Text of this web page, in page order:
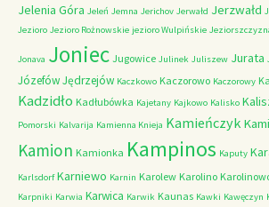
Jelenia Góra Jeleń Jemna Jerichov Jerwałd Jerzwałd
Jezioro Jezioro Rożnowskie jezioro Wulpińskie
Jonava Joniec Jugowice Julinek Juliszew Jurata
JózefówJędrzejów Kaczkowo Kaczorowo Kaczorowy
Kadzidło Kadłubówka Kajetany Kajkowo Kalisko
Pomorski Kalvarija Kamienna Knieja Kamieńczyk
Kamion Kamionka Kampinos Kaputy
Karlsdorf Karniewo Karnin Karolew Karolino
Karpniki Karwia Karwica Karwik Kaunas Kawki Kawęczyn